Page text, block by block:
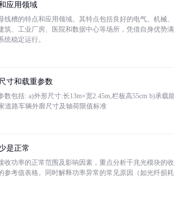
应用领域
线槽的特点和应用领域。其特点包括良好的电气、机械
筑、工业厂房、医院和数据中心等场所，凭借自身优势
统稳定运行。
寸和载重参数
数包括: a)外形尺寸:长13m×宽2.45m,栏板高55cm b)承载
道路车辆外廓尺寸及轴荷限值标准
是正常
收功率的正常范围及影响因素，重点分析千兆光模块的
参考值表格。同时解释功率异常的常见原因（如光纤损